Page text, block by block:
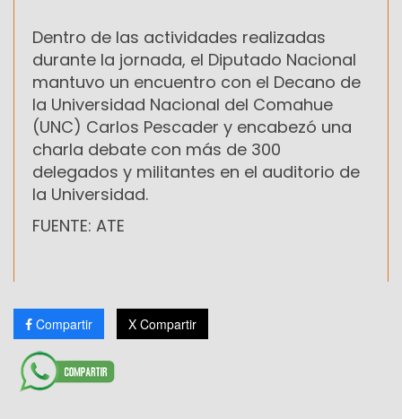
Dentro de las actividades realizadas
durante la jornada, el Diputado Nacional
mantuvo un encuentro con el Decano de
la ‎Universidad Nacional del Comahue
(UNC) Carlos Pescader y encabezó una
charla debate con más de 300
delegados y militantes en el auditorio de
la Universidad.
FUENTE: ATE
Compartir X Compartir